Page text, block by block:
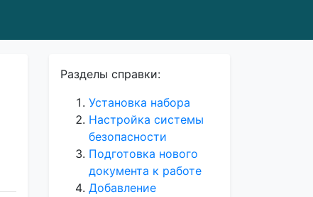
Разделы справки:
Установка набора
Настройка системы
безопасности
Подготовка нового
документа к работе
Добавление